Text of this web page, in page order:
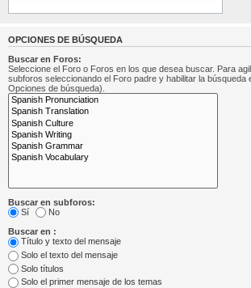
OPCIONES DE BÚSQUEDA
Buscar en Foros:
Seleccione el Foro o Foros en los que desea buscar. Para
subforos seleccionando el Foro padre y habilitar la búsqueda
Opciones de búsqueda).
Buscar en subforos:
Sí
No
Buscar en :
Título y texto del mensaje
Solo el texto del mensaje
Solo títulos
Solo el primer mensaje de los temas